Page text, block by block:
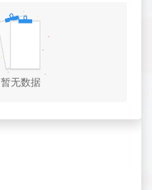
暂无数据